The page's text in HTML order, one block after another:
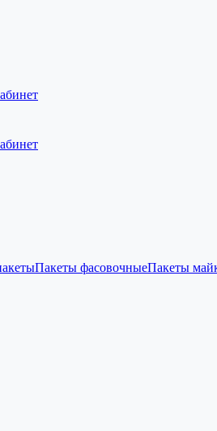
Пакеты фасовочныеПакеты